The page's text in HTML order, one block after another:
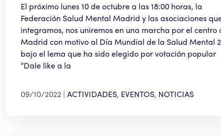
El próximo lunes 10 de octubre a las 18:00 horas, la
Federación Salud Mental Madrid y las asociaciones
integramos, nos uniremos en una marcha por el centro
Madrid con motivo al Día Mundial de la Salud Mental
bajo el lema que ha sido elegido por votación popular
“Dale like a la
09/10/2022 ACTIVIDADES, EVENTOS, NOTICIAS